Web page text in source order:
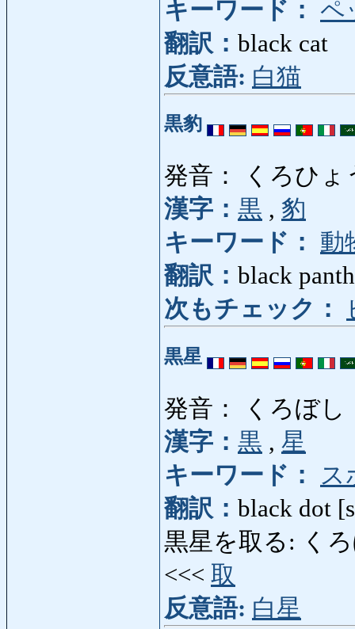
キーワード：
ペ
翻訳： black cat
反意語: 白猫
黒豹
発音： くろひょ
漢字： 黒 , 豹
キーワード：
動
翻訳： black
次もチェック：
黒星
発音： くろぼし
漢字： 黒 , 星
キーワード：
ス
翻訳： black dot
黒星を取る: くろ
<<< 取
反意語: 白星